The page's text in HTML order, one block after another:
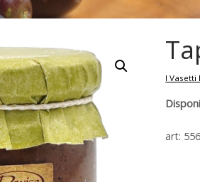
I Vasetti
art: